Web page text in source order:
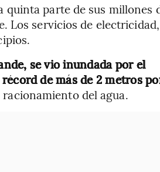
quinta parte de sus millones
Los servicios de electricidad,
se vio inundada por el
de más de 2 metros
del agua.